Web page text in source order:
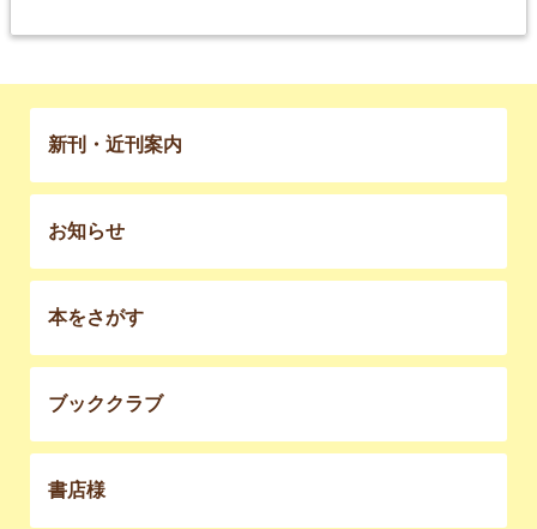
新刊・近刊案内
お知らせ
本をさがす
ブッククラブ
書店様